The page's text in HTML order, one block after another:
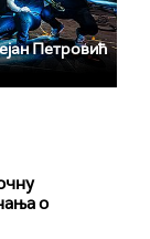
Петровић
о